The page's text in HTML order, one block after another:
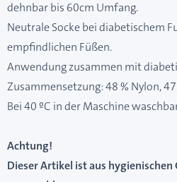
dehnbar bis 60cm Umfang.
Neutrale Socke bei diabetischem
empfindlichen Füßen.
Anwendung zusammen mit
Zusammensetzung: 48 % Nylon,
Bei 40 ºC in der Maschine
Achtung!
Dieser Artikel ist aus